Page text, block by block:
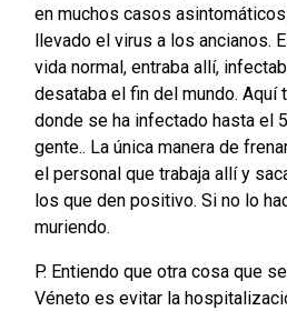
en muchos casos
llevado el virus a los ancianos.
vida normal, entraba allí,
desataba el fin del mundo. Aquí
donde se ha infectado hasta el
gente.. La única manera de
el personal que trabaja allí y
los que den positivo. Si no lo
muriendo.
P. Entiendo que otra cosa que
Véneto es evitar la